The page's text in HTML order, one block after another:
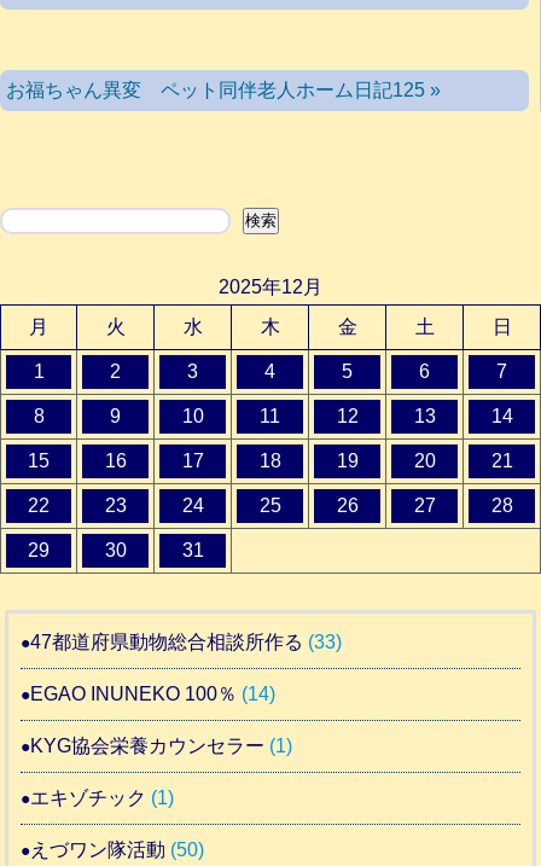
お福ちゃん異変 ペット同伴老人ホーム日記125 »
検索 検索
2025年12月
月
火 水 木 金 土 日
1 2 3 4 5 6 7
8 9 10 11 12 13 14
15 16 17 18 19 20 21
22 23 24 25 26 27 28
29 30 31
47都道府県動物総合相談所作る (33)
EGAO INUNEKO 100％ (14)
KYG協会栄養カウンセラー (1)
エキゾチック (1)
えづワン隊活動 (50)